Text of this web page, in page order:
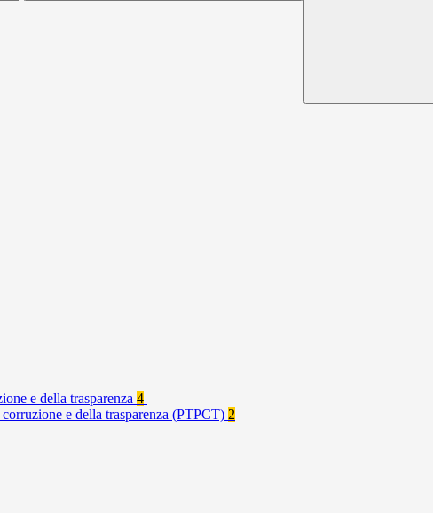
e della trasparenza 4
e della trasparenza (PTPCT) 2